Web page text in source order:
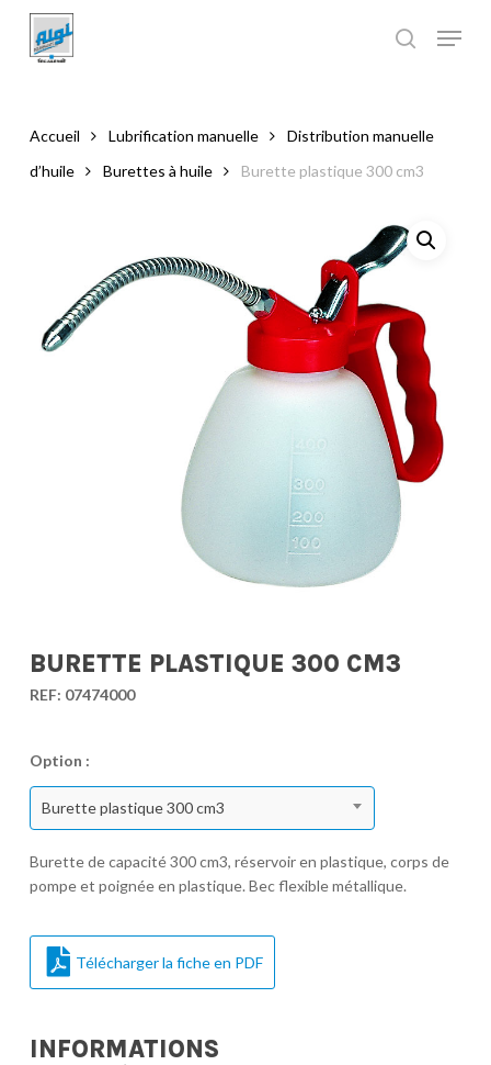
main
Accueil Lubrification manuelle
Distribution manuelle
d’huile
Burettes à huile Burette plastique 300 cm3
BURETTE PLASTIQUE 300 CM3
REF: 07474000
Option :
Burette plastique 300 cm3
Burette de capacité 300 cm3, réservoir en plastique, corps de
pompe et poignée en plastique. Bec flexible métallique.
Télécharger la fiche en PDF
INFORMATIONS